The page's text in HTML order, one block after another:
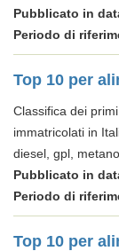
Pubblicato in
Periodo di
Top 10 per
Classifica dei
immatricolati in
diesel, gpl,
Pubblicato in
Periodo di
Top 10 per